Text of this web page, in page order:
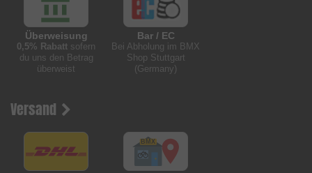
Überweisung
0,5% Rabatt sofern
du uns den Betrag
überweist
Bar / EC
Bei Abholung im BMX
Shop Stuttgart
(Germany)
Versand